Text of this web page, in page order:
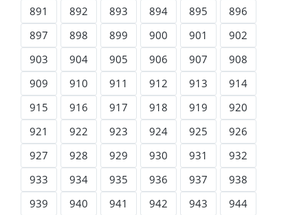
891
892 893 894 895
896
897
898 899 900 901
902
903
904 905 906 907
908
909
910 911 912 913
914
915
916 917 918 919
920
921
922 923 924 925
926
927
928 929 930 931
932
933
934 935 936 937
938
939
940 941 942 943
944